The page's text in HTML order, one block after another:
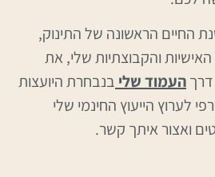
החיים הראשונה של התינוק,
האישיות והקבוצתיות שלי, את
דרךהעמוד שלי בנבחרת היועצות
לערוץ הייעוץ החינמי שלי
ואצור איתך קשר.